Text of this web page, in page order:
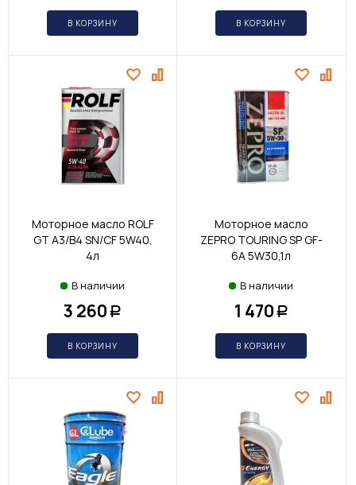
В КОРЗИНУ В КОРЗИНУ
Моторное масло ROLF
GT A3/B4 SN/CF 5W40,
4л
В наличии
3 260 Р
В КОРЗИНУ
Моторное масло
ZEPRO TOURING SP GF-
6A 5W30,1л
В наличии
1 470 Р
В КОРЗИНУ